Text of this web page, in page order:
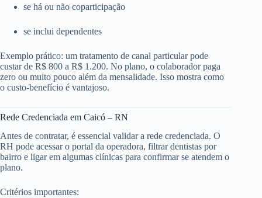
se há ou não coparticipação
se inclui dependentes
Exemplo prático: um tratamento de canal particular pode
custar de R$ 800 a R$ 1.200. No plano, o colaborador paga
zero ou muito pouco além da mensalidade. Isso mostra como
o custo-benefício é vantajoso.
Rede Credenciada em Caicó – RN
Antes de contratar, é essencial validar a rede credenciada. O
RH pode acessar o portal da operadora, filtrar dentistas por
bairro e ligar em algumas clínicas para confirmar se atendem o
plano.
Critérios importantes: